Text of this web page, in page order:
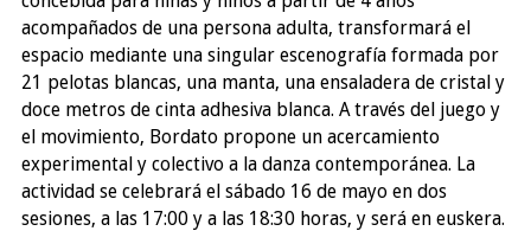
acompañados de una persona adulta, transformará el
espacio mediante una singular escenografía formada por
21 pelotas blancas, una manta, una ensaladera de cristal y
doce metros de cinta adhesiva blanca. A través del juego y
el movimiento, Bordato propone un acercamiento
experimental y colectivo a la danza contemporánea. La
actividad se celebrará el sábado 16 de mayo en dos
sesiones, a las 17:00 y a las 18:30 horas, y será en euskera.